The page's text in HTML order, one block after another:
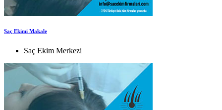
Saç Ekimi Makale
Saç Ekim Merkezi